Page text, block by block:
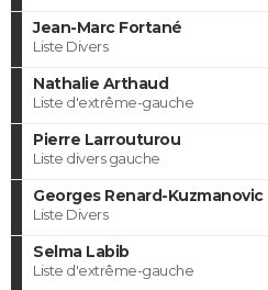
Jean-Marc Fortané
Liste Divers
Nathalie Arthaud
Liste d'extrême-gauche
Pierre Larrouturou
Liste divers gauche
Georges Renard-Kuzmanovic
Liste Divers
Selma Labib
Liste d'extrême-gauche